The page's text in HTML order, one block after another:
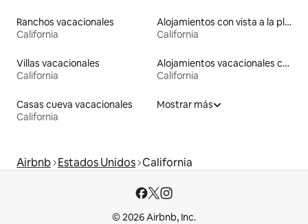
Ranchos vacacionales
California
Alojamientos con vista a la playa
California
Villas vacacionales
California
Alojamientos vacacionales con entrada y salida de pistas de esquí
California
Casas cueva vacacionales
California
Mostrar más
Airbnb Estados Unidos California
© 2026 Airbnb, Inc.